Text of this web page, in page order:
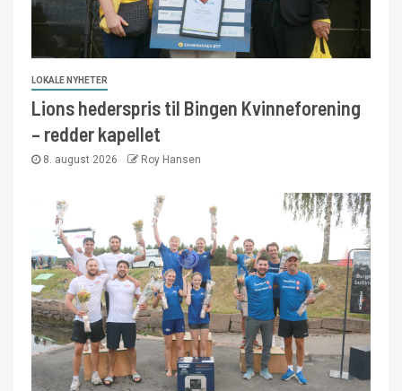
LOKALE NYHETER
Lions hederspris til Bingen Kvinneforening
– redder kapellet
8. august 2026 Roy Hansen